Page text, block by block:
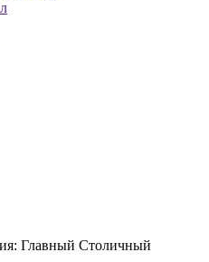
Главный Столичный